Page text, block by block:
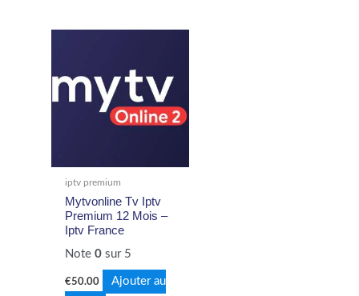
iptv premium
Mytvonline Tv Iptv
Premium 12 Mois –
Iptv France
Note0 sur 5
€50.00
Ajouter au